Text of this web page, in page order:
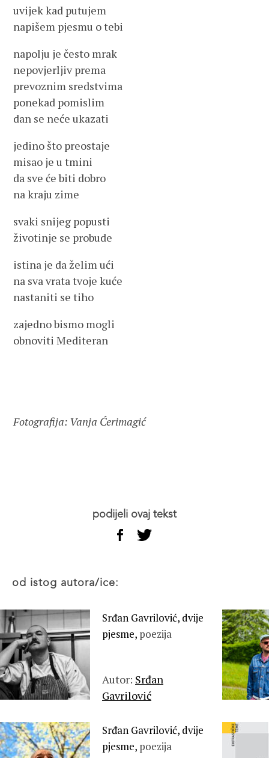
uvijek kad putujem
napišem pjesmu o tebi
napolju je često mrak
nepovjerljiv prema
prevoznim sredstvima
ponekad pomislim
dan se neće ukazati
jedino što preostaje
misao je u tmini
da sve će biti dobro
na kraju zime
svaki snijeg popusti
životinje se probude
istina je da želim ući
na sva vrata tvoje kuće
nastaniti se tiho
zajedno bismo mogli
obnoviti Mediteran
Fotografija: Vanja Ćerimagić
podijeli ovaj tekst
od istog autora/ice:
Srđan Gavrilović, dvije
pjesme, poezija
Autor: Srđan
Gavrilović
Srđan Gavrilović, dvije
pjesme, poezija